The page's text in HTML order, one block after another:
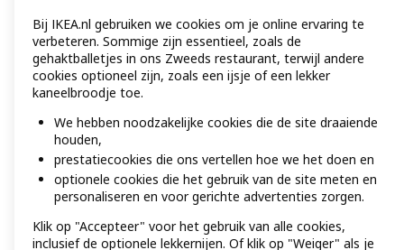
Bij IKEA.nl gebruiken we cookies om je online ervaring te
verbeteren. Sommige zijn essentieel, zoals de
gehaktballetjes in ons Zweeds restaurant, terwijl andere
cookies optioneel zijn, zoals een ijsje of een lekker
kaneelbroodje toe.
We hebben noodzakelijke cookies die de site draaiende
houden,
prestatiecookies die ons vertellen hoe we het doen en
optionele cookies die het gebruik van de site meten en
personaliseren en voor gerichte advertenties zorgen.
Klik op "Accepteer" voor het gebruik van alle cookies,
inclusief de optionele lekkernijen. Of klik op "Weiger" als je